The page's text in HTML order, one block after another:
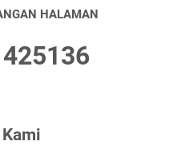
HALAMAN
425136